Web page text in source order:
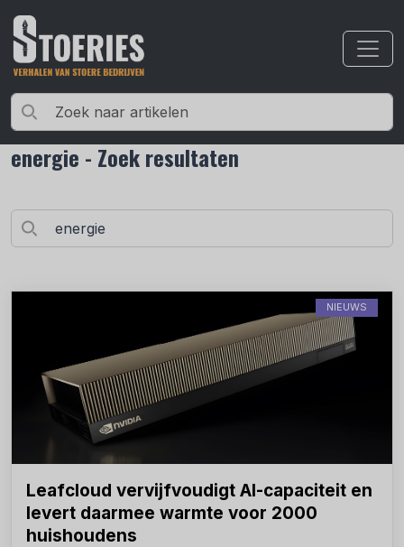
energie - Zoek resultaten
NIEUWS
Leafcloud vervijfvoudigt AI-capaciteit en
levert daarmee warmte voor 2000
huishoudens